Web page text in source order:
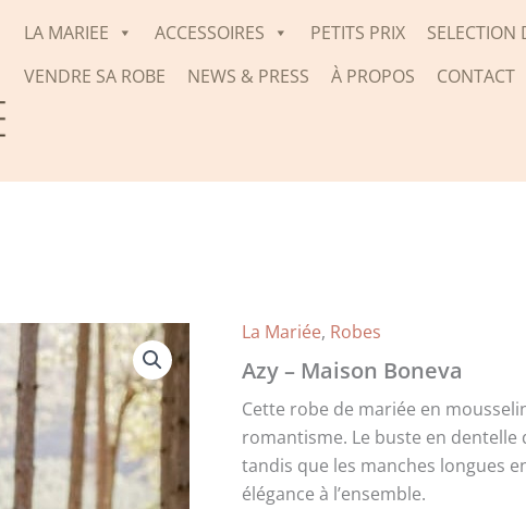
LA MARIEE ACCESSOIRES PETITS PRIX
SELECTION
VENDRE SA ROBE
NEWS & PRESS À PROPOS CONTACT
La Mariée, Robes
Azy – Maison Boneva
Cette robe de mariée en
romantisme. Le buste en
tandis que les manches longues
élégance à l’ensemble.